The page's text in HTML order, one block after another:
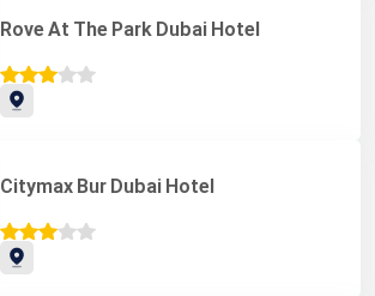
Rove At The Park Dubai Hotel
Citymax Bur Dubai Hotel